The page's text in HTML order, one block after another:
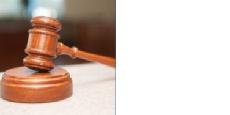
Vanløse, hvor mange
boliger er ældre
ejendomme blandet med
nyere bygg...